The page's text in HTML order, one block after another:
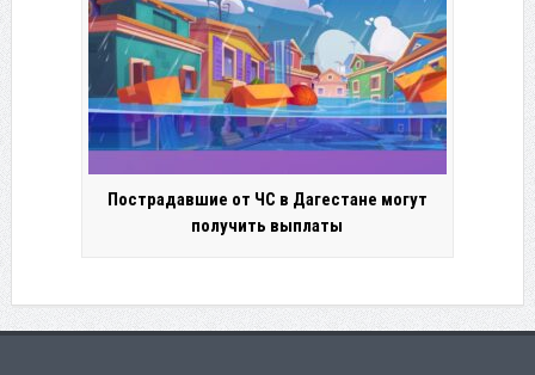
Пострадавшие от ЧС в Дагестане могут
получить выплаты